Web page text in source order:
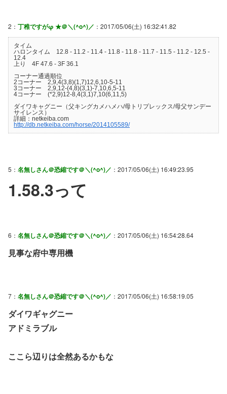
2： 丁稚ですがφ ★＠＼(^o^)／ ：2017/05/06(土) 16:32:41.82
タイム
ハロンタイム 12.8 - 11.2 - 11.4 - 11.8 - 11.8 - 11.7 - 11.5 - 11.2 - 12.5 -
12.4
上り 4F 47.6 - 3F 36.1
コーナー通過順位
2コーナー 2,9,4(3,8)(1,7)12,6,10-5-11
3コーナー 2,9,12-(4,8)(3,1)-7,10,6,5-11
4コーナー (*2,9)12-8,4(3,1)7,10(6,11,5)
ダイワキャグニー（父キングカメハメハ/母トリプレックス/母父サンデー
サイレンス）
詳細：netkeiba.com
http://db.netkeiba.com/horse/2014105589/
5： 名無しさん＠恐縮です＠＼(^o^)／ ：2017/05/06(土) 16:49:23.95
1.58.3って
6： 名無しさん＠恐縮です＠＼(^o^)／ ：2017/05/06(土) 16:54:28.64
見事な府中専用機
7： 名無しさん＠恐縮です＠＼(^o^)／ ：2017/05/06(土) 16:58:19.05
ダイワギャグニー
アドミラブル
ここら辺りは全然あるかもな